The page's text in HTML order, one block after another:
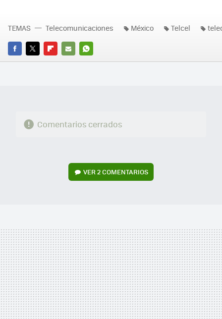
FACEBOOK
TWITTERFLIPBOARD
E-
WHATSAPP
TEMAS Telecomunicaciones México Telcel
Comentarios cerrados
VER2 COMENTARIOS